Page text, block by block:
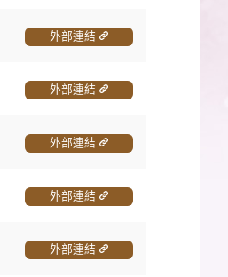
外部連結
外部連結
外部連結
外部連結
外部連結